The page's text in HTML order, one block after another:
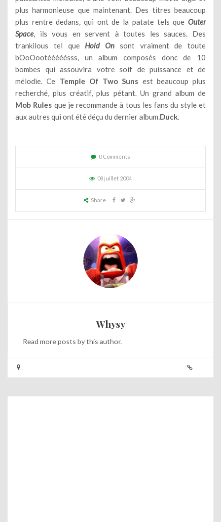
plus harmonieuse que maintenant. Des titres beaucoup
plus rentre dedans, qui ont de la patate tels que Outer
Space, ils vous en servent à toutes les sauces. Des
trankilous tel que Hold On sont vraiment de toute
bOoOootééééésss, un album composés donc de 10
bombes qui assouvira votre soif de puissance et de
mélodie. Ce Temple Of Two Suns est beaucoup plus
recherché, plus créatif, plus pétant. Un grand album de
Mob Rules que je recommande à tous les fans du style et
aux autres qui ont été déçu du dernier album.Duck.
0 Comments
08 juillet 2004
Share
Whysy
Read more posts by this author.